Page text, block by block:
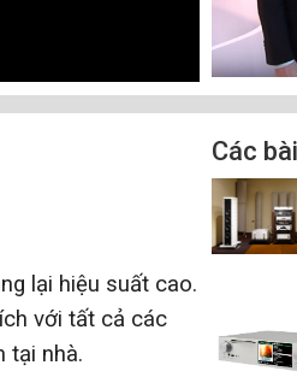
lại hiệu suất cao.
với tất cả các
tại nhà.
Các